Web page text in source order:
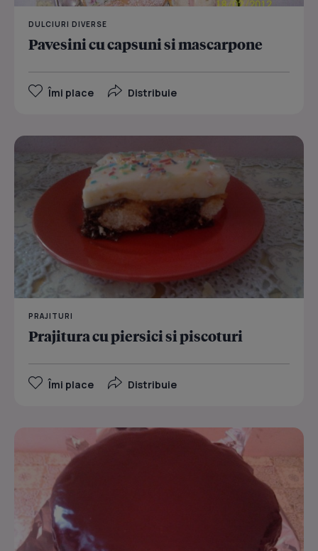
DULCIURI DIVERSE
Pavesini cu capsuni si mascarpone
Îmi place Distribuie
PRAJITURI
Prajitura cu piersici si piscoturi
Îmi place Distribuie